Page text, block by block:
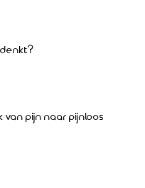
van pijn naar pijnloos